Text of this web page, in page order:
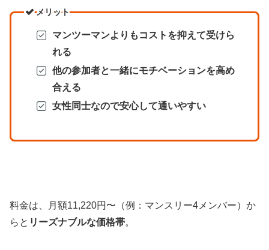
メリット
マンツーマンよりもコストを抑えて受けら
れる
他の参加者と一緒にモチベーションを高め
合える
女性同士なので安心して通いやすい
料金は、月額11,220円〜（例：マンスリー4メンバー）か
らと リーズナブルな価格帯。